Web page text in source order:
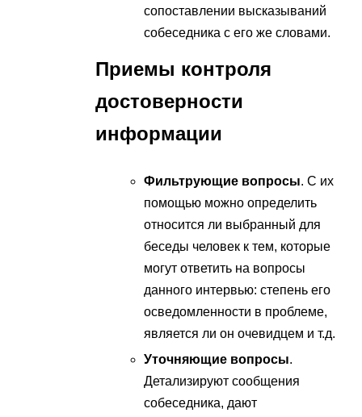
сопоставлении высказываний
собеседника с его же словами.
Приемы контроля
достоверности
информации
Фильтрующие вопросы. С их
помощью можно определить
относится ли выбранный для
беседы человек к тем, которые
могут ответить на вопросы
данного интервью: степень его
осведомленности в проблеме,
является ли он очевидцем и т.д.
Уточняющие вопросы.
Детализируют сообщения
собеседника, дают